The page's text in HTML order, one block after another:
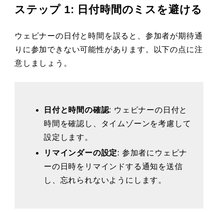
ステップ 1: 日付時間のミスを避ける
ウェビナーの日付と時間を誤ると、参加者が期待通
りに参加できない可能性があります。以下の点に注
意しましょう。
日付と時間の確認: ウェビナーの日付と
時間を確認し、タイムゾーンを考慮して
設定します。
リマインダーの設定: 参加者にウェビナ
ーの日時をリマインドする通知を送信
し、忘れられないようにします。